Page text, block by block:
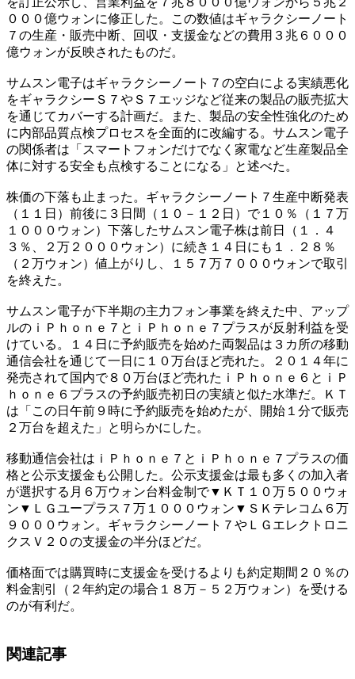
０００億ウォンに修正した。この数値はギャラクシーノート
７の生産・販売中断、回収・支援金などの費用３兆６０００
億ウォンが反映されたものだ。
サムスン電子はギャラクシーノート７の空白による実績悪化
をギャラクシーＳ７やＳ７エッジなど従来の製品の販売拡大
を通じてカバーする計画だ。また、製品の安全性強化のため
に内部品質点検プロセスを全面的に改編する。サムスン電子
の関係者は「スマートフォンだけでなく家電など生産製品全
体に対する安全も点検することになる」と述べた。
株価の下落も止まった。ギャラクシーノート７生産中断発表
（１１日）前後に３日間（１０－１２日）で１０％（１７万
１０００ウォン）下落したサムスン電子株は前日（１．４
３％、２万２０００ウォン）に続き１４日にも１．２８％
（２万ウォン）値上がりし、１５７万７０００ウォンで取引
を終えた。
サムスン電子が下半期の主力フォン事業を終えた中、アップ
ルのｉＰｈｏｎｅ７とｉＰｈｏｎｅ７プラスが反射利益を受
けている。１４日に予約販売を始めた両製品は３カ所の移動
通信会社を通じて一日に１０万台ほど売れた。２０１４年に
発売されて国内で８０万台ほど売れたｉＰｈｏｎｅ６とｉＰ
ｈｏｎｅ６プラスの予約販売初日の実績と似た水準だ。ＫＴ
は「この日午前９時に予約販売を始めたが、開始１分で販売
２万台を超えた」と明らかにした。
移動通信会社はｉＰｈｏｎｅ７とｉＰｈｏｎｅ７プラスの価
格と公示支援金も公開した。公示支援金は最も多くの加入者
が選択する月６万ウォン台料金制で▼ＫＴ１０万５００ウォ
ン▼ＬＧユープラス７万１０００ウォン▼ＳＫテレコム６万
９０００ウォン。ギャラクシーノート７やＬＧエレクトロニ
クスＶ２０の支援金の半分ほどだ。
価格面では購買時に支援金を受けるよりも約定期間２０％の
料金割引（２年約定の場合１８万－５２万ウォン）を受ける
のが有利だ。
関連記事